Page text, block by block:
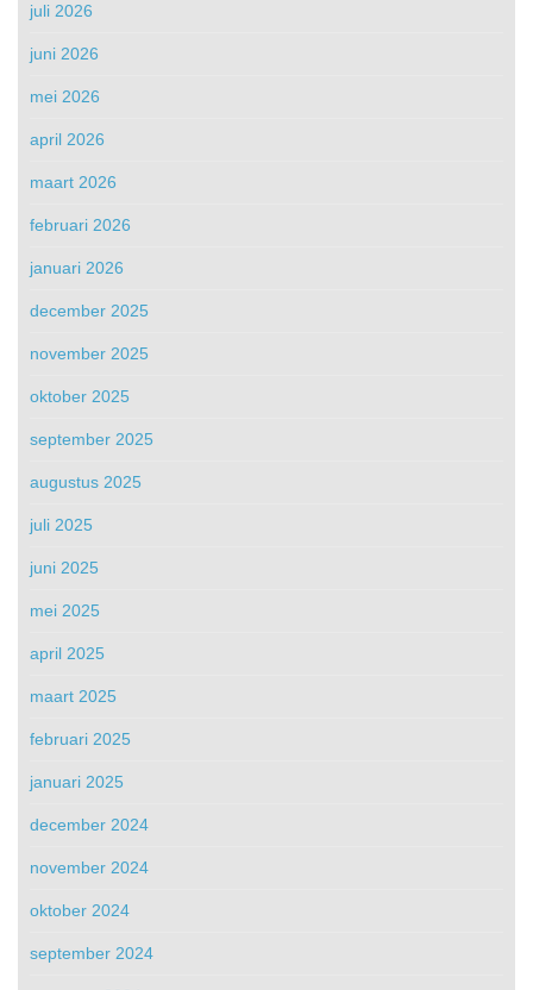
juli 2026
juni 2026
mei 2026
april 2026
maart 2026
februari 2026
januari 2026
december 2025
november 2025
oktober 2025
september 2025
augustus 2025
juli 2025
juni 2025
mei 2025
april 2025
maart 2025
februari 2025
januari 2025
december 2024
november 2024
oktober 2024
september 2024